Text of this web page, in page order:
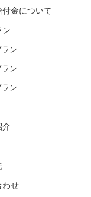
付金について
ン
ン
ン
ン
介
わせ